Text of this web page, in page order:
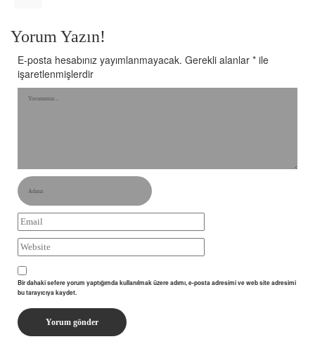
Yorum Yazın!
E-posta hesabınız yayımlanmayacak. Gerekli alanlar * ile
işaretlenmişlerdir
Bir dahaki sefere yorum yaptığımda kullanılmak üzere adımı, e-posta adresimi ve web site adresimi
bu tarayıcıya kaydet.